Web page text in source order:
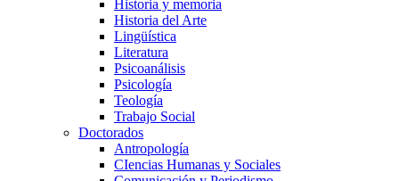
Historia y memoria
Historia del Arte
Lingüística
Literatura
Psicoanálisis
Psicología
Teología
Trabajo Social
Doctorados
Antropología
CIencias Humanas y Sociales